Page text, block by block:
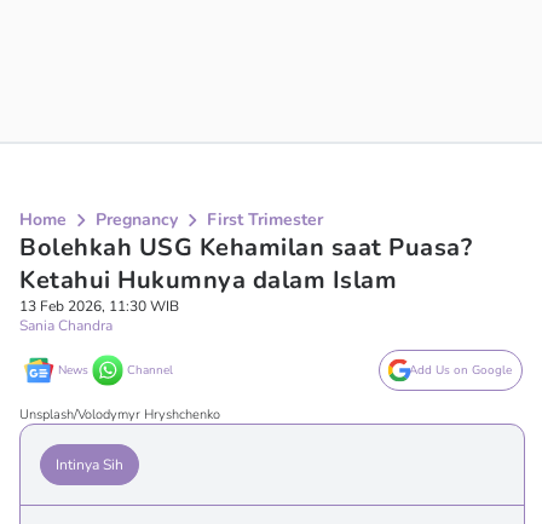
Home Pregnancy First Trimester
Bolehkah USG Kehamilan saat Puasa?
Ketahui Hukumnya dalam Islam
13 Feb 2026, 11:30 WIB
Sania Chandra
News Channel Add Us on Google
Unsplash/Volodymyr Hryshchenko
Intinya Sih